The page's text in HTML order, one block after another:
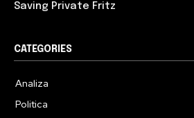
Saving Private Fritz
CATEGORIES
Analiza
Politica